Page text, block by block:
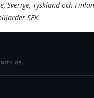
Tyskland och
SEK.